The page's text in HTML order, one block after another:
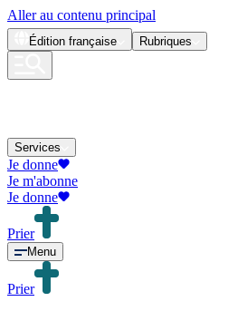
Aller au contenu principal
Édition française Rubriques
Services
Je donne
Je m'abonne
Je donne
Prier
Menu
Prier